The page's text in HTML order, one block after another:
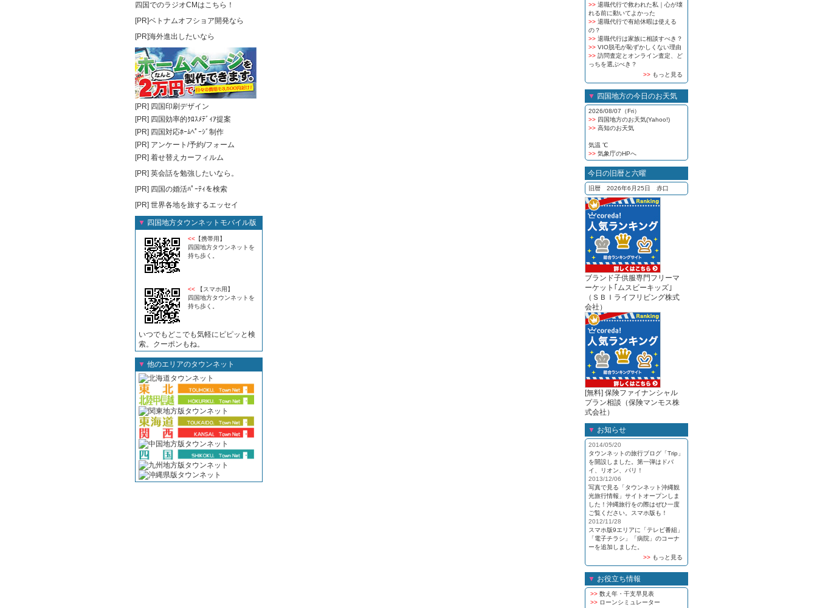
四国でのラジオCMはこちら！
[PR]ベトナムオフショア開発なら
[PR]海外進出したいなら
[PR] 四国印刷デザイン
[PR] 四国効率的ｸﾛｽﾒﾃﾞｨｱ提案
[PR] 四国対応ﾎｰﾑﾍﾟｰｼﾞ制作
[PR] アンケート/予約/フォーム
[PR] 着せ替えカーフィルム
[PR] 英会話を勉強したいなら。
[PR] 四国の婚活ﾊﾟｰﾃｨを検索
[PR] 世界各地を旅するエッセイ
▼ 四国地方タウンネットモバイル版
<< 【携帯用】
四国地方タウンネットを
持ち歩く。
<< 【スマホ用】
四国地方タウンネットを
持ち歩く。
いつでもどこでも気軽にピピッと検
索。クーポンもね。
▼ 他のエリアのタウンネット
>> 退職代行で救われた私｜心が壊
れる前に動いてよかった
>> 退職代行で有給休暇は使える
の？
>> 退職代行は家族に相談すべき？
>> VIO脱毛が恥ずかしくない理由
>> 訪問査定とオンライン査定、ど
っちを選ぶべき？
>> もっと見る
▼ 四国地方の今日のお天気
2026/08/07（Fri）
>> 四国地方のお天気(Yahoo!)
>> 高知のお天気
気温 ℃
>> 気象庁のHPへ
今日の旧暦と六曜
旧暦 2026年6月25日 赤口
ブランド子供服専門フリーマ
ーケット｢ムスビーキッズ｣
（ＳＢＩライフリビング株式
会社）
[無料] 保険ファイナンシャル
プラン相談（保険マンモス株
式会社）
▼ お知らせ
2014/05/20
タウンネットの旅行ブログ「Trip」
を開設しました。第一弾はドバ
イ、リオン、パリ！
2013/12/06
写真で見る「タウンネット沖縄観
光旅行情報」サイトオープンしま
した！沖縄旅行をの際はぜひ一度
ご覧ください。スマホ版も！
2012/11/28
スマホ版9エリアに「テレビ番組」
「電子チラシ」「病院」のコーナ
ーを追加しました。
>> もっと見る
▼ お役立ち情報
>> 数え年・干支早見表
>> ローンシミュレーター